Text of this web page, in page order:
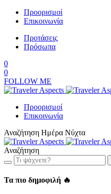
Προορισμοί
Επικοινωνία
Προτάσεις
Πρόσωπα
0
0
FOLLOW ME
Προορισμοί
Επικοινωνία
Αναζήτηση Ημέρα Νύχτα
Αναζήτηση
Τα πιο δημοφιλή 🔥